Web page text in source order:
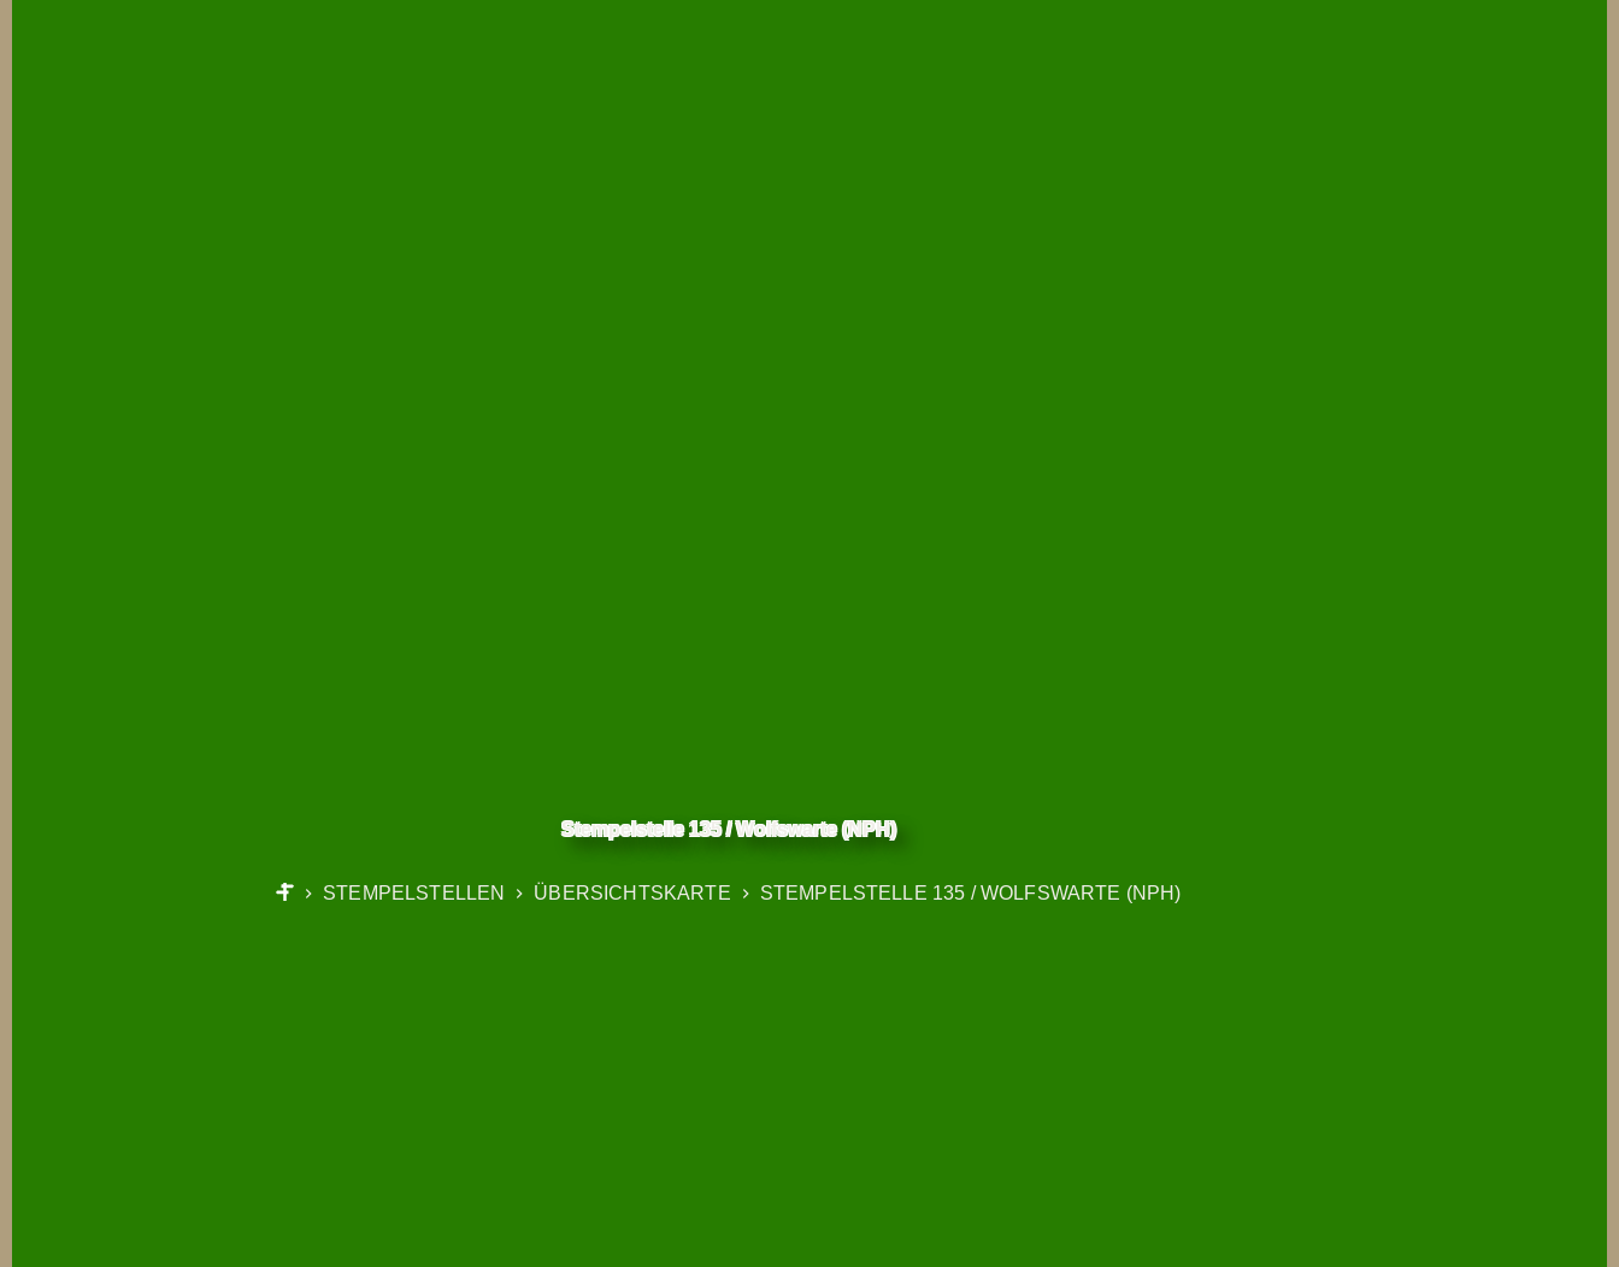
Stempelstelle 135 / Wolfswarte (NPH)
STEMPELSTELLEN ÜBERSICHTSKARTE STEMPELSTELLE 135 / WOLFSWARTE (NPH)